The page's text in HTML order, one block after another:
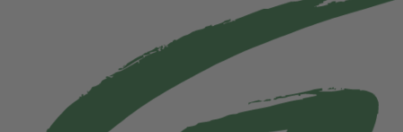
Steiermark
Tirol
Vorarlberg
Gemeinden
Netzwerk